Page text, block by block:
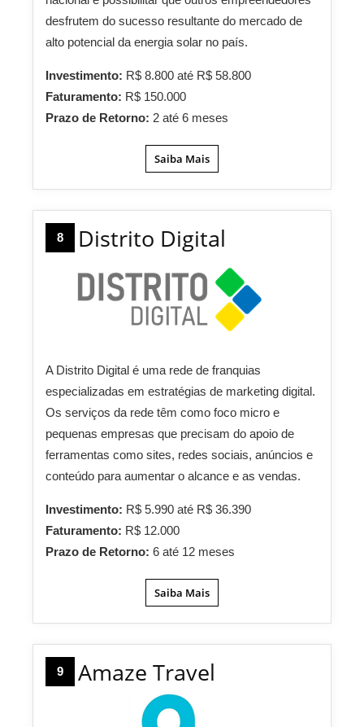
desfrutem do sucesso resultante do mercado de
alto potencial da energia solar no país.
Investimento: R$ 8.800 até R$ 58.800
Faturamento: R$ 150.000
Prazo de Retorno: 2 até 6 meses
Saiba Mais
8 Distrito Digital
A Distrito Digital é uma rede de franquias
especializadas em estratégias de marketing digital.
Os serviços da rede têm como foco micro e
pequenas empresas que precisam do apoio de
ferramentas como sites, redes sociais, anúncios e
conteúdo para aumentar o alcance e as vendas.
Investimento: R$ 5.990 até R$ 36.390
Faturamento: R$ 12.000
Prazo de Retorno: 6 até 12 meses
Saiba Mais
9 Amaze Travel